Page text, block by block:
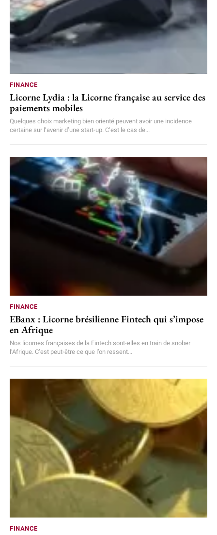
FINANCE
Licorne Lydia : la Licorne française au service des
paiements mobiles
Quelques choix marketing bien orienté peuvent avoir une incidence
certaine sur l’avenir d’une start-up. C’est le cas de...
FINANCE
EBanx : Licorne brésilienne Fintech qui s’impose
en Afrique
Nos licornes françaises de la Fintech sont-elles en train de snober
l’Afrique. C’est peut-être ce que l’on ressent...
FINANCE